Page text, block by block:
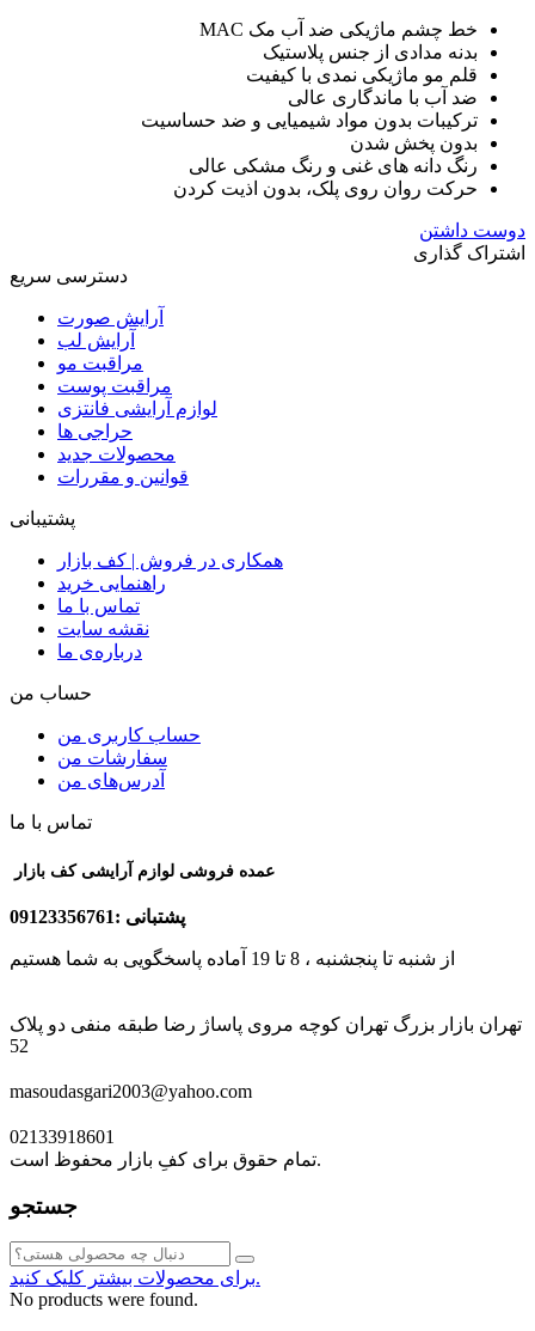
خط چشم ماژیکی ضد آب مک MAC
بدنه مدادی از جنس پلاستیک
قلم مو ماژیکی نمدی با کیفیت
ضد آب با ماندگاری عالی
ترکیبات بدون مواد شیمیایی و ضد حساسیت
بدون پخش شدن
رنگ دانه های غنی و رنگ مشکی عالی
حرکت روان روی پلک، بدون اذیت کردن
دوست داشتن
اشتراک گذاری
دسترسی سریع
آرایش صورت
آرایش لب
مراقبت مو
مراقبت پوست
لوازم آرایشی فانتزی
حراجی ها
محصولات جدید
قوانین و مقررات
پشتیبانی
همکاری در فروش | کف بازار
راهنمایی خرید
تماس با ما
نقشه سایت
درباره‌ی ما
حساب من
حساب کاربری من
سفارشات من
آدرس‌های من
تماس با ما
پشتبانی :09123356761
از شنبه تا پنجشنبه ، 8 تا 19 آماده پاسخگویی به شما هستیم
تهران بازار بزرگ تهران کوچه مروی پاساژ رضا طبقه منفی دو پلاک
52
masoudasgari2003@yahoo.com
02133918601
تمام حقوق برای کفِ بازار محفوظ است.
جستجو
برای محصولات بیشتر کلیک کنید.
No products were found.